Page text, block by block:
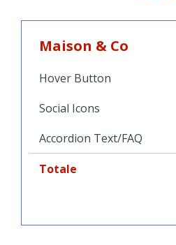
semplice! Ciascuna pagina
approfondimento come file .pdf.
“Sell your home”. Metti in bella
Maison & Co
Hover Button
Social Icons
Accordion Text/FAQ
Totale